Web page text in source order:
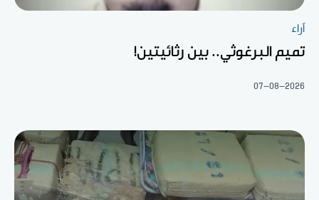
آراء
تميم البرغوثي.. بين رثائيتين!
07-08-2026